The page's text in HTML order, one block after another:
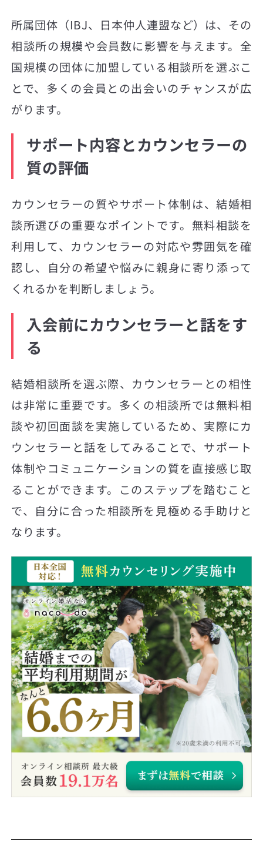
所属団体（IBJ、日本仲人連盟など）は、その
相談所の規模や会員数に影響を与えます。全
国規模の団体に加盟している相談所を選ぶこ
とで、多くの会員との出会いのチャンスが広
がります。
サポート内容とカウンセラーの
質の評価
カウンセラーの質やサポート体制は、結婚相
談所選びの重要なポイントです。無料相談を
利用して、カウンセラーの対応や雰囲気を確
認し、自分の希望や悩みに親身に寄り添って
くれるかを判断しましょう。
入会前にカウンセラーと話をす
る
結婚相談所を選ぶ際、カウンセラーとの相性
は非常に重要です。多くの相談所では無料相
談や初回面談を実施しているため、実際にカ
ウンセラーと話をしてみることで、サポート
体制やコミュニケーションの質を直接感じ取
ることができます。このステップを踏むこと
で、自分に合った相談所を見極める手助けと
なります。